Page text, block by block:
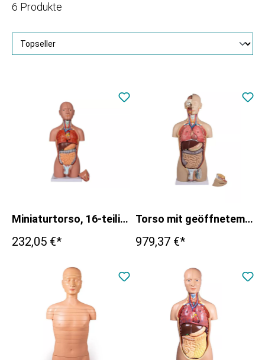
6 Produkte
Miniaturtorso, 16-teilig, zweigeschlechtig
232,05 €*
Torso mit geöffnetem Rücken, 27-teilig, zweigeschlechtig
979,37 €*